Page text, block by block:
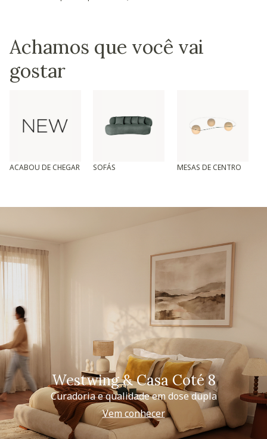
Achamos que você vai
gostar
ACABOU DE CHEGAR SOFÁS MESAS DE CENTRO
Westwing & Casa Coté 8
Curadoria e qualidade em dose dupla
Vem conhecer